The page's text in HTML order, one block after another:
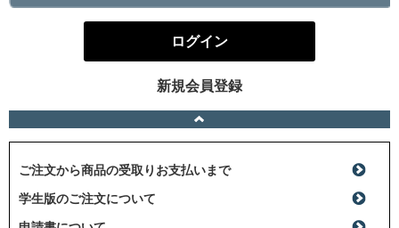
ログイン
新規会員登録
ご注文から商品の受取りお支払いまで
学生版のご注文について